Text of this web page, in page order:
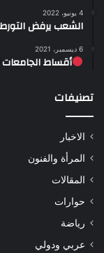
4 يونيو، 2022
الشعب يرفض
6 ديسمبر، 2021
أقساط الجامعات
تصنيفات
الاخبار
المرأة والفنون
المقالات
حوارات
رياضة
عربي ودولي